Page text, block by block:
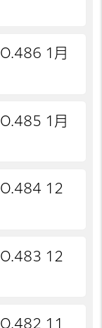
1月
1月
12
12
11